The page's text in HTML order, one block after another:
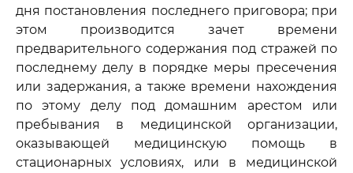
дня постановления последнего приговора; при
этом производится зачет времени
предварительного содержания под стражей по
последнему делу в порядке меры пресечения
или задержания, а также времени нахождения
по этому делу под домашним арестом или
пребывания в медицинской организации,
оказывающей медицинскую помощь в
стационарных условиях, или в медицинской